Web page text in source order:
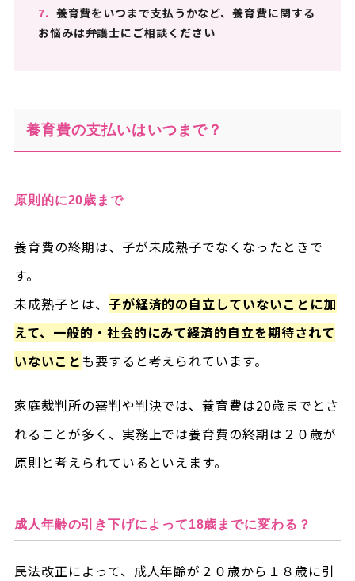
7. 養育費をいつまで支払うかなど、養育費に関する
お悩みは弁護士にご相談ください
養育費の支払いはいつまで？
原則的に20歳まで
養育費の終期は、子が未成熟子でなくなったときで
す。
未成熟子とは、 子が経済的の自立していないことに加
えて、一般的・社会的にみて経済的自立を期待されて
いないことも要すると考えられています。
家庭裁判所の審判や判決では、養育費は20歳までとさ
れることが多く、実務上では養育費の終期は２０歳が
原則と考えられているといえます。
成人年齢の引き下げによって18歳までに変わる？
民法改正によって、成人年齢が２０歳から１８歳に引